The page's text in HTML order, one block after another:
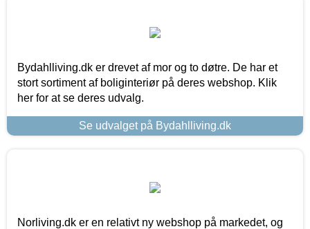
Bydahlliving.dk er drevet af mor og to døtre. De har et
stort sortiment af boliginteriør på deres webshop. Klik
her for at se deres udvalg.
Se udvalget på Bydahlliving.dk
Norliving.dk er en relativt ny webshop på markedet, og